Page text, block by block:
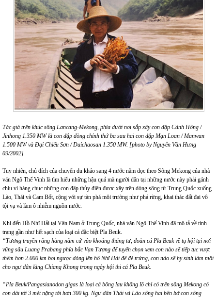
Tác giả trên khúc sông Lancang-Mekong, phía dưới nơi sắp xây con đập Cảnh Hồng /
Jinhong 1.350 MW là con đập dòng chính thứ ba sau hai con đập Mạn Loan / Manwan
1.500 MW và Đại Chiếu Sơn / Daichaosan 1.350 MW. [photo by Nguyễn Văn Hưng
09/2002]
Tuy nhiên, chủ đích của chuyến du khảo sang 4 nước nằm dọc theo Sông Mekong của nhà
văn Ngô Thế Vinh là tìm hiểu những hậu quả mà người dân tại những nước này phải gánh
chịu vì hàng chục những con đập thủy điện được xây trên dòng sông từ Trung Quốc xuống
Lào, Thái và Cam Bốt, cộng với sự tàn phá môi trường như phá rừng, khai thác đất đai vô
tội vạ và làm ô nhiễm nguồn nước.
Khi đến Hồ Nhĩ Hải tại Vân Nam ở Trung Quốc, nhà văn Ngô Thế Vinh đã mô tả về tình
trạng gần như hết sạch của loại cá đặc biệt Pla Beuk.
“Tương truyền rằng hàng năm cứ vào khoảng tháng tư, đoàn cá Pla Beuk về tụ hội tại nơi
vũng sâu Luang Prabang phía bắc Vạn Tượng để tuyển chọn xem con nào sẽ tiếp tục vượt
thêm hơn 2.000 km bơi ngược dòng lên hồ Nhĩ Hải để đẻ trứng, con nào sẽ hy sinh làm mồi
cho ngư dân làng Chiang Khong trong ngày hội thi cá Pla Beuk.
“Pla Beuk/Pangasianodon gigas là loại cá bông lau khổng lồ chỉ có trên sông Mekong có
con dài tới 3 mét nặng tới hơn 300 kg. Ngư dân Thái và Lào sống hai bên bờ con sông